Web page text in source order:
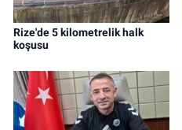
Rize'de 5 kilometrelik halk
koşusu